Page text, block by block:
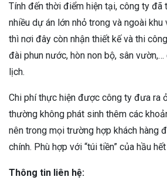
Tính đến thời điểm hiện tại, công ty đã
nhiều dự án lớn nhỏ trong và ngoài
thì nơi đây còn nhận thiết kế và thi
đài phun nước, hòn non bộ, sân
lịch.
Chi phí thực hiện được công ty đưa ra
thường không phát sinh thêm các
nên trong mọi trường hợp khách hàng
chính. Phù hợp với “túi tiền” của hầu
Thông tin liên hệ: